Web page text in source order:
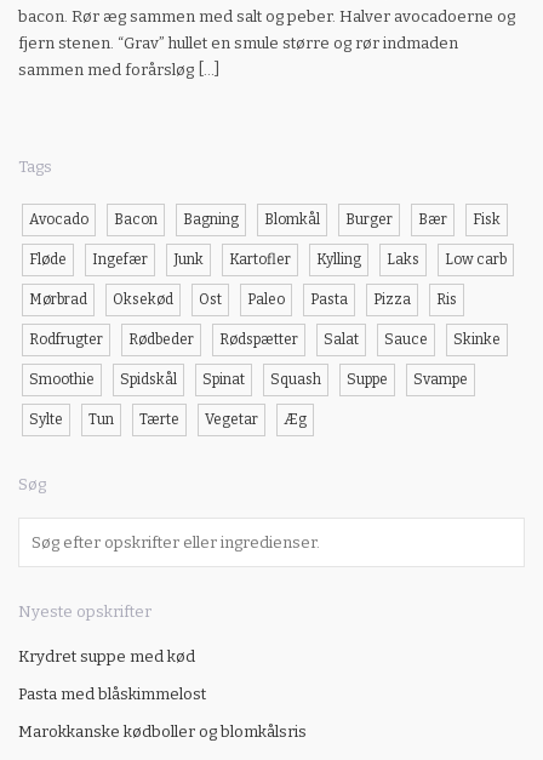
bacon. Rør æg sammen med salt og peber. Halver avocadoerne og
fjern stenen. “Grav” hullet en smule større og rør indmaden
sammen med forårsløg […]
Tags
Avocado Bacon Bagning Blomkål Burger Bær Fisk
Fløde Ingefær Junk Kartofler Kylling Laks Low carb
Mørbrad Oksekød Ost Paleo Pasta Pizza Ris
Rodfrugter Rødbeder Rødspætter Salat Sauce Skinke
Smoothie Spidskål Spinat Squash Suppe Svampe
Sylte Tun Tærte Vegetar Æg
Søg
Nyeste opskrifter
Krydret suppe med kød
Pasta med blåskimmelost
Marokkanske kødboller og blomkålsris